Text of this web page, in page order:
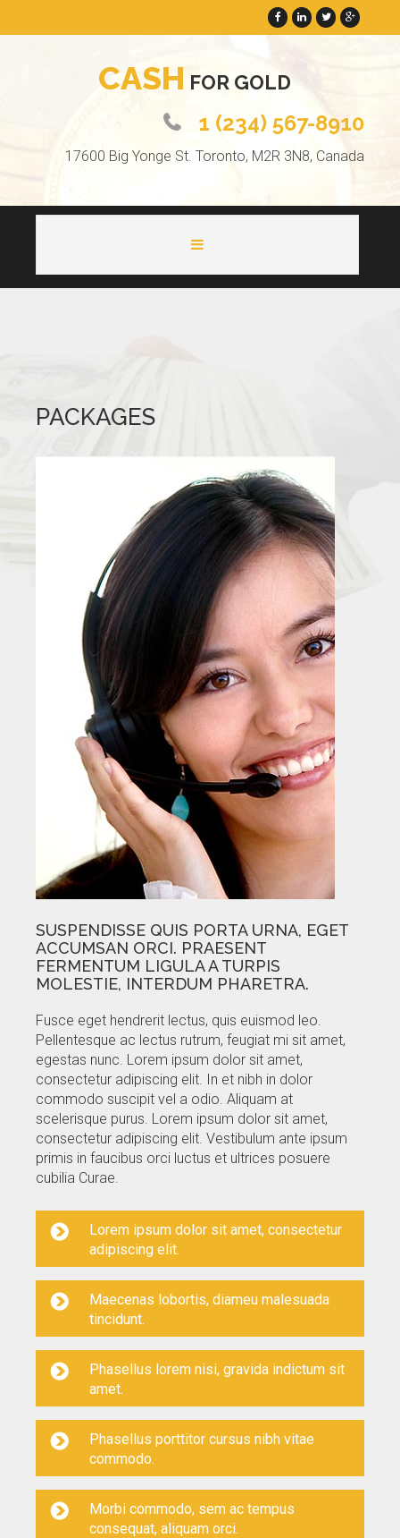
CASH FOR GOLD
1 (234) 567-8910
17600 Big Yonge St. Toronto, M2R 3N8, Canada
PACKAGES
SUSPENDISSE QUIS PORTA URNA, EGET
ACCUMSAN ORCI. PRAESENT
FERMENTUM LIGULA A TURPIS
MOLESTIE, INTERDUM PHARETRA.
Fusce eget hendrerit lectus, quis euismod leo.
Pellentesque ac lectus rutrum, feugiat mi sit amet,
egestas nunc. Lorem ipsum dolor sit amet,
consectetur adipiscing elit. In et nibh in dolor
commodo suscipit vel a odio. Aliquam at
scelerisque purus. Lorem ipsum dolor sit amet,
consectetur adipiscing elit. Vestibulum ante ipsum
primis in faucibus orci luctus et ultrices posuere
cubilia Curae.
Lorem ipsum dolor sit amet, consectetur
adipiscing elit.
Maecenas lobortis, diameu malesuada
tincidunt.
Phasellus lorem nisi, gravida indictum sit
amet.
Phasellus porttitor cursus nibh vitae
commodo.
Morbi commodo, sem ac tempus
consequat, aliquam orci.